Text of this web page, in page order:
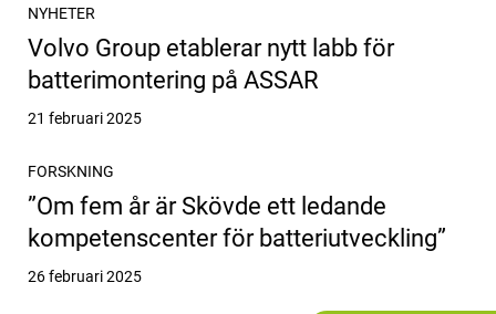
NYHETER
Volvo Group etablerar nytt labb för
batterimontering på ASSAR
Publicerat
21 februari 2025
FORSKNING
”Om fem år är Skövde ett ledande
kompetenscenter för batteriutveckling”
Publicerat
26 februari 2025